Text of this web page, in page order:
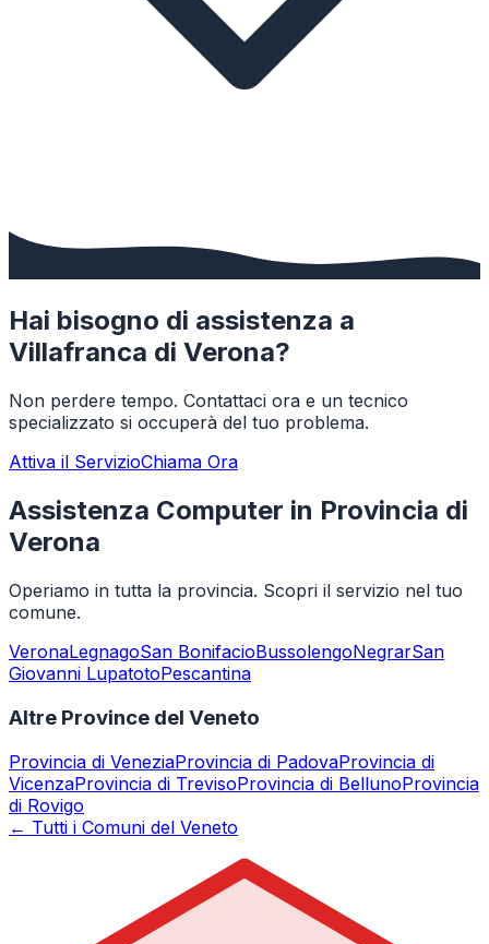
Hai bisogno di assistenza a
Villafranca di Verona?
Non perdere tempo. Contattaci ora e un tecnico
specializzato si occuperà del tuo problema.
Attiva il ServizioChiama Ora
Assistenza Computer in Provincia di
Verona
Operiamo in tutta la provincia. Scopri il servizio nel tuo
comune.
VeronaLegnagoSan BonifacioBussolengoNegrarSan
Giovanni LupatotoPescantina
Altre Province del Veneto
Provincia di VeneziaProvincia di PadovaProvincia di
VicenzaProvincia di TrevisoProvincia di BellunoProvincia
di Rovigo
← Tutti i Comuni del Veneto